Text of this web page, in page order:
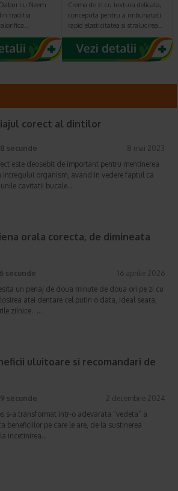
cu Neem
traditia
Crema de zi cu textura delicata,
conceputa pentru a imbunatati
rapid elasticitatea si stralucirea…
corect al dintilor
secunde
8 mai 2023
este deosebit de important pentru mentinerea
organism, avand in vedere faptul ca
cavitatii bucale…
orala corecta, de dimineata
secunde
16 aprilie 2026
un periaj de doua minute de doua ori pe zi cu
atei dentare cel putin o data, ideal seara,
zilnice. …
uluitoare si recomandari de
secunde
2 decembrie 2024
s-a transformat intr-o adevarata “vedeta” a
beneficiilor pe care le are, de la sustinerea
incetinirea…